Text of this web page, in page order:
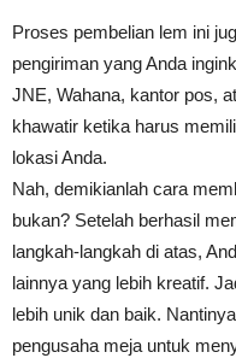
Proses pembelian lem ini
pengiriman yang Anda
JNE, Wahana, kantor pos,
khawatir ketika harus
lokasi Anda.
Nah, demikianlah cara
bukan? Setelah berhasil
langkah-langkah di atas,
lainnya yang lebih kreatif.
lebih unik dan baik.
pengusaha meja untuk